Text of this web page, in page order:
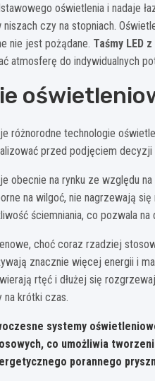
oświetlenia i nadaje
niszach czy na stopniach.
nie jest pożądane. Taśmy LED
atmosferę do indywidualnych
różnorodne technologie
przed podjęciem decyzji
obecnie na rynku ze względu
na wilgoć, nie nagrzewają
ściemniania, co pozwala
choć coraz rzadziej
znacznie więcej energii i
rtęć i dłużej się
na krótki czas.
systemy
co umożliwia
porannego